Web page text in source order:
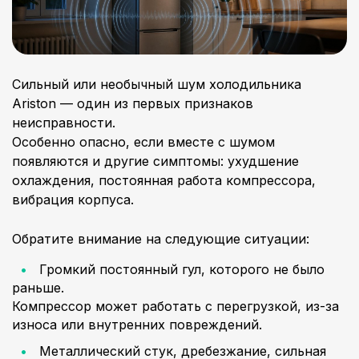
Сильный или необычный шум холодильника
Ariston — один из первых признаков
неисправности.
Особенно опасно, если вместе с шумом
появляются и другие симптомы: ухудшение
охлаждения, постоянная работа компрессора,
вибрация корпуса.
Обратите внимание на следующие ситуации:
Громкий постоянный гул, которого не было
раньше.
Компрессор может работать с перегрузкой, из-за
износа или внутренних повреждений.
Металлический стук, дребезжание, сильная